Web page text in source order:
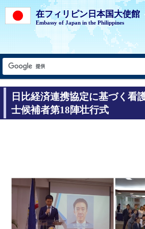
在フィリピン日本国大使館
Embassy of Japan in the Philippines
日比経済連携協定に基づく看
士候補者第18陣壮行式